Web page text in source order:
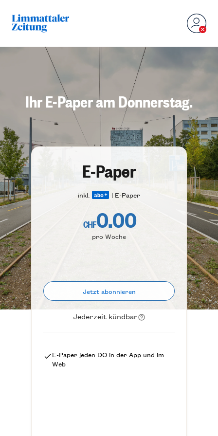
Ihr E-Paper am Donnerstag.
E-Paper
inkl. | E-Paper
CHF0.00
pro Woche
Jetzt abonnieren
Jederzeit kündbar
E-Paper jeden DO in der App und im
Web